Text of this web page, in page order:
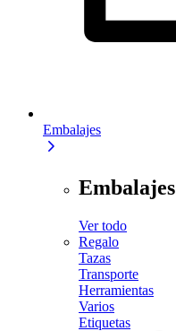
Embalajes
Embalajes
Ver todo
Regalo
Tazas
Transporte
Herramientas
Varios
Etiquetas